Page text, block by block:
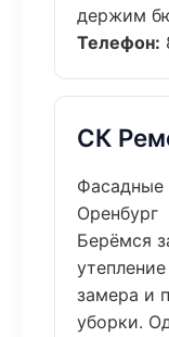
держим
Телефон:
СК
Фасадные
Оренбург
Берёмся
замера и
уборки.